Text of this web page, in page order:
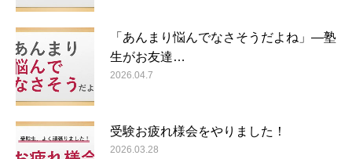
「あんまり悩んでなさそうだよね」―塾
生がお友達…
2026.04.7
受験お疲れ様会をやりました！
2026.03.28